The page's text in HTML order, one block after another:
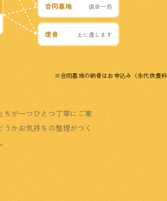
合同墓地 俱会一処
埋骨 土に還します
※合同墓地の納骨はお申込み（永代供養
が一つひとつ丁寧にご案
かお気持ちの整理がつく